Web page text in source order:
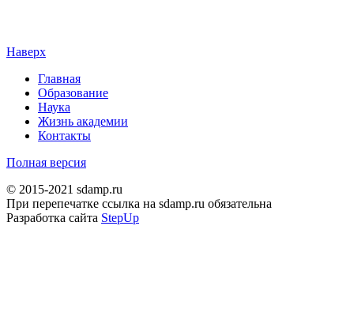
Наверх
Главная
Образование
Наука
Жизнь академии
Контакты
Полная версия
© 2015-2021 sdamp.ru
При перепечатке ссылка на sdamp.ru обязательна
Разработка сайта StepUp